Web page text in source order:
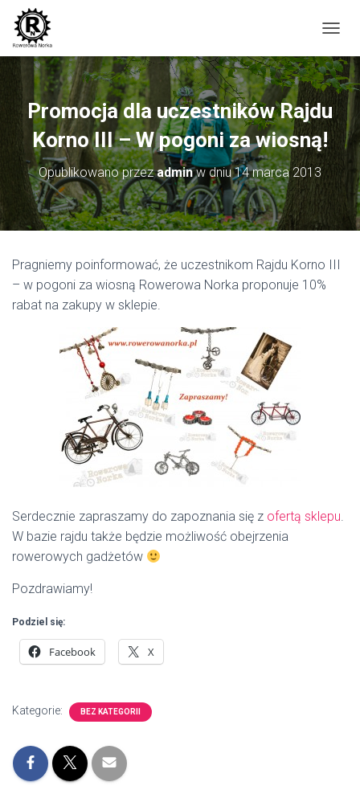
R
Z
E
Ą
C
N
J
Promocja dla uczestników Rajdu
Korno III – W pogoni za wiosną!
Opublikowano przezadminw dniu14 marca 2013
Pragniemy poinformować, że uczestnikom Rajdu Korno III
– w pogoni za wiosną Rowerowa Norka proponuje 10%
rabat na zakupy w sklepie.
Serdecznie zapraszamy do zapoznania się z ofertą sklepu.
W bazie rajdu także będzie możliwość obejrzenia
rowerowych gadżetów
Pozdrawiamy!
Podziel się:
Facebook X
Kategorie: BEZ KATEGORII